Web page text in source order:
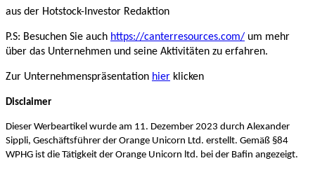
aus der Hotstock-Investor Redaktion
P.S: Besuchen Sie auch https://canterresources.com/ um mehr
über das Unternehmen und seine Aktivitäten zu erfahren.
Zur Unternehmenspräsentation hier klicken
Disclaimer
Dieser Werbeartikel wurde am 11. Dezember 2023 durch Alexander
Sippli, Geschäftsführer der Orange Unicorn Ltd. erstellt. Gemäß §84
WPHG ist die Tätigkeit der Orange Unicorn ltd. bei der Bafin angezeigt.